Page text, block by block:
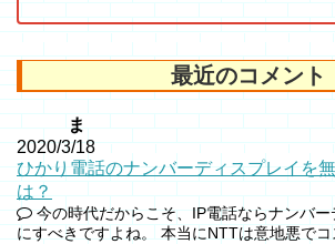
最近のコメント
ま
2020/3/18
ひかり電話のナンバーディスプレイを
は？
今の時代だからこそ、IP電話ならナンバ
にすべきですよね。 本当にNTTは意地悪でコ